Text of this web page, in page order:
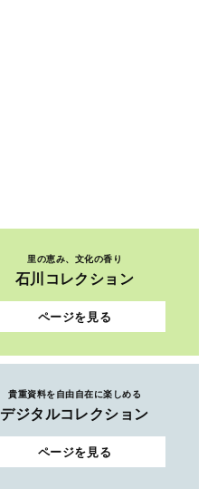
里の恵み、文化の香り
石川コレクション
ページを見る
貴重資料を自由自在に楽しめる
デジタルコレクション
ページを見る